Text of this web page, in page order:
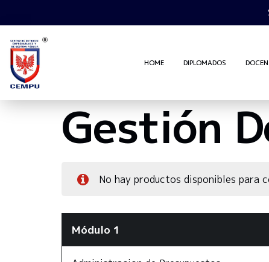
HOME DIPLOMADOS
Gestión
No hay productos disponibles para
Módulo 1